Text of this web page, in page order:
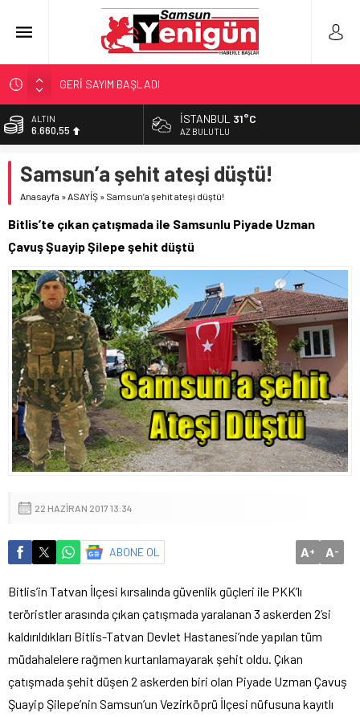
GERİ SAYIM BAŞLADI
SAMSUNSPOR’DA HEDEF 5’İNCİLİK!
‘BAFRA’YA YATIRIM YAPIN!’
YÖNETİCİ SEÇERKEN YAPILAN EN BÜYÜK HATALAR
ALTIN
6.660,55
13.779,39
DOLAR
55,1881
İSTANBUL 31°C
AZ BULUTLU
Samsun’a şehit ateşi düştü!
Anasayfa »ASAYİŞ » Samsun’a şehit ateşi düştü!
Bitlis’te çıkan çatışmada ile Samsunlu Piyade Uzman
Çavuş Şuayip Şilepe şehit düştü
22 HAZIRAN 2017 13:34
ABONE OL A+ A-
Bitlis’in Tatvan İlçesi kırsalında güvenlik güçleri ile PKK’lı
teröristler arasında çıkan çatışmada yaralanan 3 askerden 2’si
kaldırıldıkları Bitlis-Tatvan Devlet Hastanesi’nde yapılan tüm
müdahalelere rağmen kurtarılamayarak şehit oldu. Çıkan
çatışmada şehit düşen 2 askerden biri olan Piyade Uzman Çavuş
Şuayip Şilepe’nin Samsun’un Vezirköprü İlçesi nüfusuna kayıtlı